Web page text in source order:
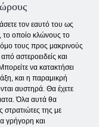
τον εαυτό του ως
το οποίο κλώνους το
τους προς μακρινούς
αστεροειδείς και
να κατακτήσει
και η παραμικρή
αυστηρά. Θα έχετε
Όλα αυτά θα
στρατιώτες της με
γρήγορη και